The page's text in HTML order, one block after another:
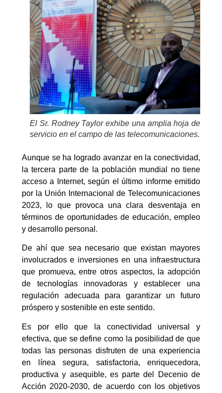
El Sr. Rodney Taylor exhibe una amplia hoja de
servicio en el campo de las telecomunicaciones.
Aunque se ha logrado avanzar en la conectividad,
la tercera parte de la población mundial no tiene
acceso a Internet, según el último informe emitido
por la Unión Internacional de Telecomunicaciones
2023, lo que provoca una clara desventaja en
términos de oportunidades de educación, empleo
y desarrollo personal.
De ahí que sea necesario que existan mayores
involucrados e inversiones en una infraestructura
que promueva, entre otros aspectos, la adopción
de tecnologías innovadoras y establecer una
regulación adecuada para garantizar un futuro
próspero y sostenible en este sentido.
Es por ello que la conectividad universal y
efectiva, que se define como la posibilidad de que
todas las personas disfruten de una experiencia
en línea segura, satisfactoria, enriquecedora,
productiva y asequible, es parte del Decenio de
Acción 2020-2030, de acuerdo con los objetivos